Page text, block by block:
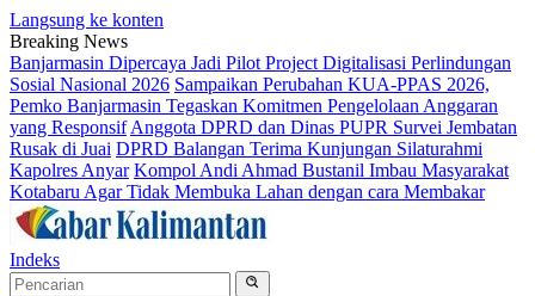
Langsung ke konten
Breaking News
Banjarmasin Dipercaya Jadi Pilot Project Digitalisasi Perlindungan
Sosial Nasional 2026 Sampaikan Perubahan KUA-PPAS 2026,
Pemko Banjarmasin Tegaskan Komitmen Pengelolaan Anggaran
yang Responsif Anggota DPRD dan Dinas PUPR Survei Jembatan
Rusak di Juai DPRD Balangan Terima Kunjungan Silaturahmi
Kapolres Anyar Kompol Andi Ahmad Bustanil Imbau Masyarakat
Kotabaru Agar Tidak Membuka Lahan dengan cara Membakar
Indeks